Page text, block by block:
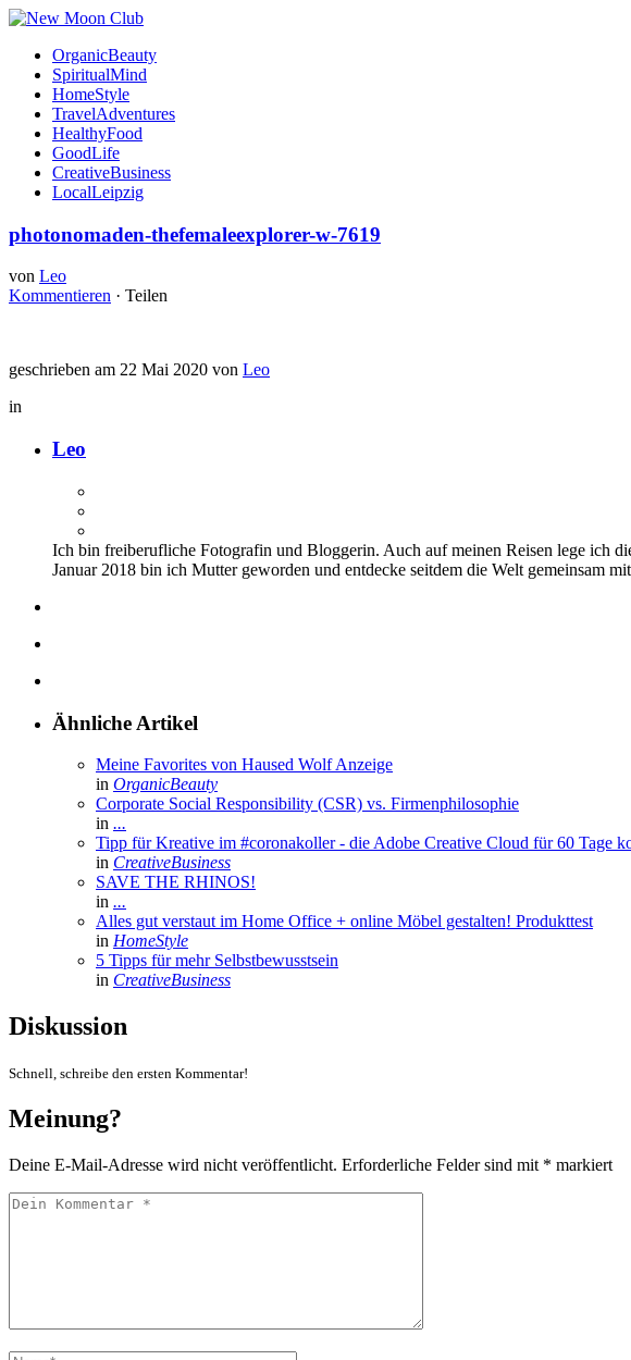
OrganicBeauty
SpiritualMind
HomeStyle
TravelAdventures
HealthyFood
GoodLife
CreativeBusiness
LocalLeipzig
photonomaden-thefemaleexplorer-w-7619
von Leo
Kommentieren · Teilen
geschrieben am 22 Mai 2020 von Leo
in
Leo
Ich bin freiberufliche Fotografin und Bloggerin. Auch auf meinen Reisen lege ich
Januar 2018 bin ich Mutter geworden und entdecke seitdem die Welt gemeinsam
Ähnliche Artikel
Meine Favorites von Haused WolfAnzeige
in OrganicBeauty
Corporate Social Responsibility (CSR) vs. Firmenphilosophie
in ...
Tipp für Kreative im #coronakoller - die Adobe Creative Cloud für 60 Tage
in CreativeBusiness
SAVE THE RHINOS!
in ...
Alles gut verstaut im Home Office + online Möbel gestalten! Produkttest
in HomeStyle
5 Tipps für mehr Selbstbewusstsein
in CreativeBusiness
Diskussion
Schnell, schreibe den ersten Kommentar!
Meinung?
Deine E-Mail-Adresse wird nicht veröffentlicht. Erforderliche Felder sind mit * markiert